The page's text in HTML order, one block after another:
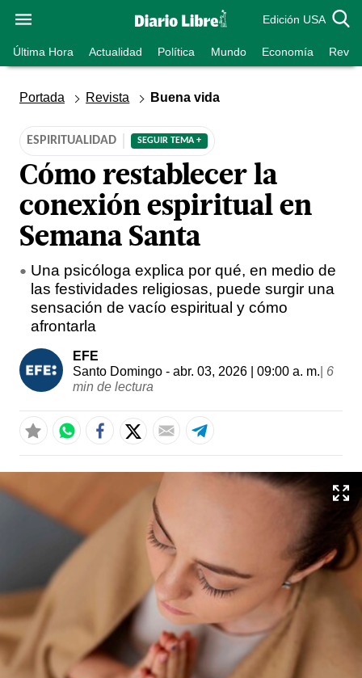
Edición USA
Última Hora Actualidad Política Mundo Economía
Portada Revista Buena vida
ESPIRITUALIDAD SEGUIR TEMA +
Cómo restablecer la
conexión espiritual en
Semana Santa
Una psicóloga explica por qué, en medio de
las festividades religiosas, puede surgir una
sensación de vacío espiritual y cómo
afrontarla
EFE
Santo Domingo - abr. 03, 2026 | 09:00 a. m. 6
min de lectura